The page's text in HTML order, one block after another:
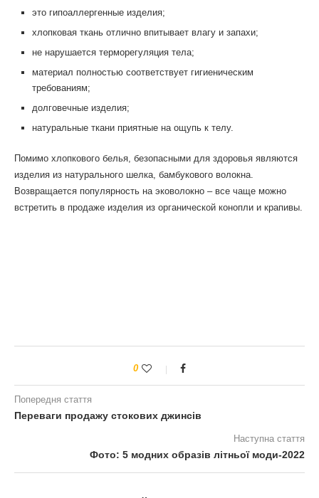
это гипоаллергенные изделия;
хлопковая ткань отлично впитывает влагу и запахи;
не нарушается терморегуляция тела;
материал полностью соответствует гигиеническим
требованиям;
долговечные изделия;
натуральные ткани приятные на ощупь к телу.
Помимо хлопкового белья, безопасными для здоровья являются
изделия из натурального шелка, бамбукового волокна.
Возвращается популярность на эковолокно – все чаще можно
встретить в продаже изделия из органической конопли и крапивы.
0
Попередня стаття
Переваги продажу стокових джинсів
Наступна стаття
Фото: 5 модних образів літньої моди-2022